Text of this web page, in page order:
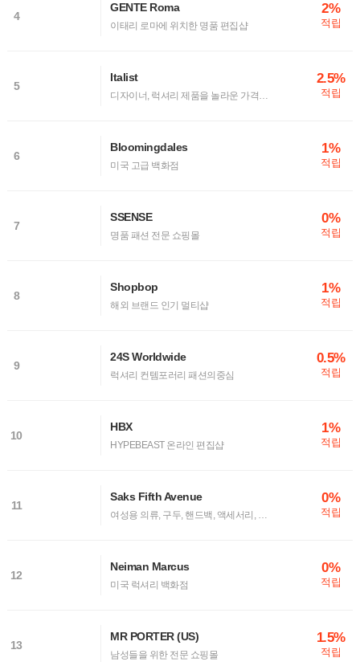
4
GENTE Roma 2%
적립
이태리 로마에 위치한 명품 편집샵
5
Italist 2.5%
적립
디자이너, 럭셔리 제품을 놀라운 가격으로, 이탈리스트
6
Bloomingdales 1%
적립
미국 고급 백화점
7
SSENSE 0%
적립
명품 패션 전문 쇼핑몰
8
Shopbop 1%
적립
해외 브랜드 인기 멀티샵
9
24S Worldwide 0.5%
적립
럭셔리 컨템포러리 패션의중심
10
HBX 1%
적립
HYPEBEAST 온라인 편집샵
11
Saks Fifth Avenue 0%
적립
여성용 의류, 구두, 핸드백, 액세서리, 화장품 등 패션 쇼핑몰
12
Neiman Marcus 0%
적립
미국 럭셔리 백화점
13
MR PORTER (US) 1.5%
적립
남성들을 위한 전문 쇼핑몰